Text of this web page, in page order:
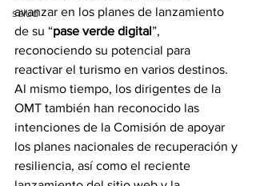
salud
avanzar en los planes de lanzamiento
de su “pase verde digital”,
reconociendo su potencial para
reactivar el turismo en varios destinos.
Al mismo tiempo, los dirigentes de la
OMT también han reconocido las
intenciones de la Comisión de apoyar
los planes nacionales de recuperación y
resiliencia, así como el reciente